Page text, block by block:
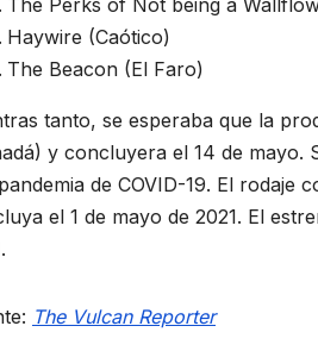
The Perks of Not being a
Haywire (Caótico)
The Beacon (El Faro)
tanto, se esperaba que la
y concluyera el 14 de mayo.
de COVID-19. El rodaje
el 1 de mayo de 2021. El
The Vulcan Reporter